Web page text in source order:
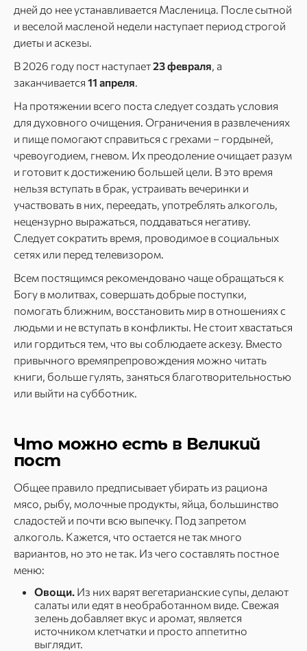
дней до нее устанавливается Масленица. После сытной
и веселой масленой недели наступает период строгой
диеты и аскезы.
В 2026 году пост наступает23 февраля, а
заканчивается 11 апреля.
На протяжении всего поста следует создать условия
для духовного очищения. Ограничения в развлечениях
и пище помогают справиться с грехами – гордыней,
чревоугодием, гневом. Их преодоление очищает разум
и готовит к достижению большей цели. В это время
нельзя вступать в брак, устраивать вечеринки и
участвовать в них, переедать, употреблять алкоголь,
нецензурно выражаться, поддаваться негативу.
Следует сократить время, проводимое в социальных
сетях или перед телевизором.
Всем постящимся рекомендовано чаще обращаться к
Богу в молитвах, совершать добрые поступки,
помогать ближним, восстановить мир в отношениях с
людьми и не вступать в конфликты. Не стоит хвастаться
или гордиться тем, что вы соблюдаете аскезу. Вместо
привычного времяпрепровождения можно читать
книги, больше гулять, заняться благотворительностью
или выйти на субботник.
Что можно есть в Великий
пост
Общее правило предписывает убирать из рациона
мясо, рыбу, молочные продукты, яйца, большинство
сладостей и почти всю выпечку. Под запретом
алкоголь. Кажется, что остается не так много
вариантов, но это не так. Из чего составлять постное
меню:
Овощи. Из них варят вегетарианские супы, делают
салаты или едят в необработанном виде. Свежая
зелень добавляет вкус и аромат, является
источником клетчатки и просто аппетитно
выглядит.